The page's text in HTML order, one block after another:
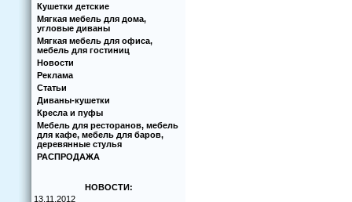
Кушетки детские
Мягкая мебель для дома,
угловые диваны
Мягкая мебель для офиса,
мебель для гостиниц
Новости
Реклама
Статьи
Диваны-кушетки
Кресла и пуфы
Мебель для ресторанов, мебель
для кафе, мебель для баров,
деревянные стулья
РАСПРОДАЖА
НОВОСТИ:
13.11.2012